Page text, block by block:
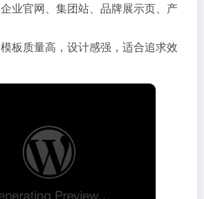
企业官网、集团站、品牌展示页、产
模板质量高，设计感强，适合追求效